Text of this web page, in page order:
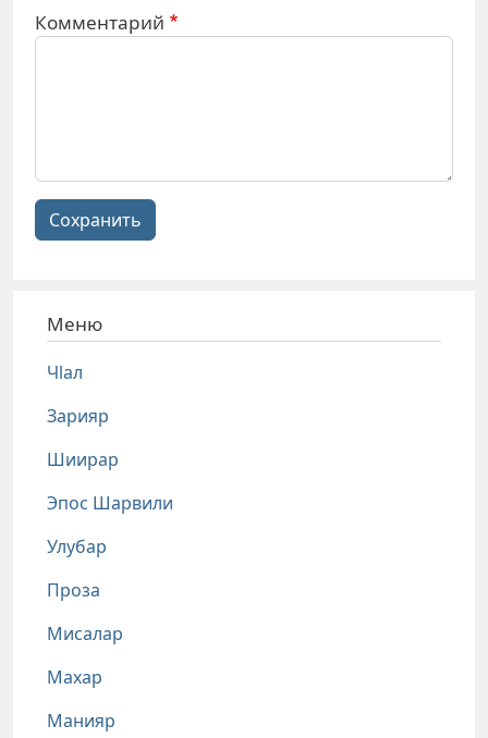
Комментарий
Сохранить
Меню
Чlал
Зарияр
Шиирар
Эпос Шарвили
Улубар
Проза
Мисалар
Махар
Манияр